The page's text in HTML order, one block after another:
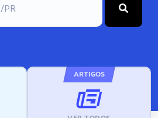
ARTIGOS